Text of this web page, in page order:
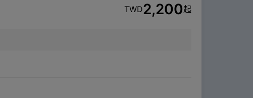
TWD2,200起